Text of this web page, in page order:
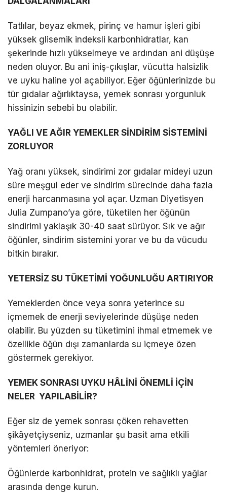
Tatlılar, beyaz ekmek, pirinç ve hamur işleri gibi
yüksek glisemik indeksli karbonhidratlar, kan
şekerinde hızlı yükselmeye ve ardından ani düşüşe
neden oluyor. Bu ani iniş-çıkışlar, vücutta halsizlik
ve uyku haline yol açabiliyor. Eğer öğünlerinizde bu
tür gıdalar ağırlıktaysa, yemek sonrası yorgunluk
hissinizin sebebi bu olabilir.
YAĞLI VE AĞIR YEMEKLER SİNDİRİM SİSTEMİNİ
ZORLUYOR
Yağ oranı yüksek, sindirimi zor gıdalar mideyi uzun
süre meşgul eder ve sindirim sürecinde daha fazla
enerji harcanmasına yol açar. Uzman Diyetisyen
Julia Zumpano’ya göre, tüketilen her öğünün
sindirimi yaklaşık 30-40 saat sürüyor. Sık ve ağır
öğünler, sindirim sistemini yorar ve bu da vücudu
bitkin bırakır.
YETERSİZ SU TÜKETİMİ YOĞUNLUĞU ARTIRIYOR
Yemeklerden önce veya sonra yeterince su
içmemek de enerji seviyelerinde düşüşe neden
olabilir. Bu yüzden su tüketimini ihmal etmemek ve
özellikle öğün dışı zamanlarda su içmeye özen
göstermek gerekiyor.
YEMEK SONRASI UYKU HÂLİNİ ÖNEMLİ İÇİN
NELER YAPILABİLİR?
Eğer siz de yemek sonrası çöken rehavetten
şikâyetçiyseniz, uzmanlar şu basit ama etkili
yöntemleri öneriyor:
Öğünlerde karbonhidrat, protein ve sağlıklı yağlar
arasında denge kurun.